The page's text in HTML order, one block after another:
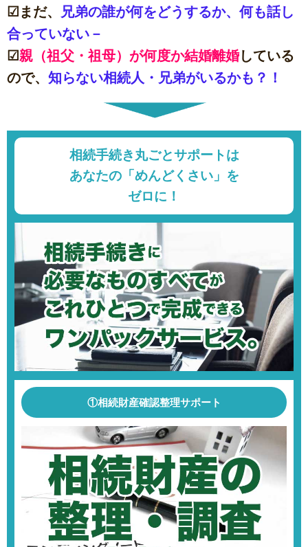
☑まだ、
兄弟の誰が何をどうするか、何も話し
合っていない－
☑親（祖父・祖母）が何度か結婚離婚している
ので、 知らない相続人・兄弟がいるかも？！
相続手続き丸ごとサポートは
あなたの「めんどくさい」を
ゼロに！
①相続財産確認整理サポート